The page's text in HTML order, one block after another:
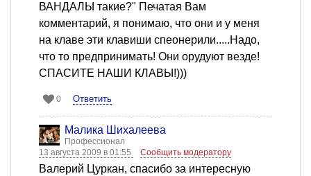
ВАНДАЛЫ такие?" Печатая Вам
комментарий, я понимаю, что они и у меня
на клаве эти клавиши спеонерили.....Надо,
что то предпринимать! Они орудуют везде!
СПАСИТЕ НАШИ КЛАВЫ!)))
0 Ответить
Малика Шихалеева
Профессионал
13 августа 2009 в 01:55
Сообщить модератору
Валерий Цуркан, спасибо за интересную